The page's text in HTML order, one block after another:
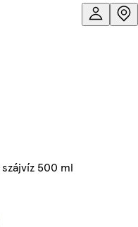
500 ml